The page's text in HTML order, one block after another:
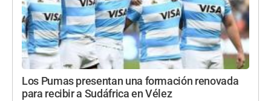
Los Pumas presentan una formación renovada
para recibir a Sudáfrica en Vélez